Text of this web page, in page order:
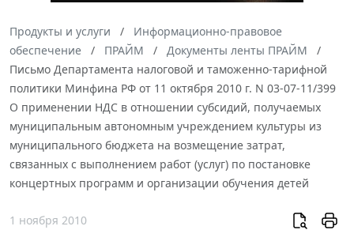
Продукты и услуги
Информационно-правовое
обеспечение
ПРАЙМ
Документы ленты ПРАЙМ
Письмо Департамента налоговой и таможенно-тарифной
политики Минфина РФ от 11 октября 2010 г. N 03-07-11/399
О применении НДС в отношении субсидий, получаемых
муниципальным автономным учреждением культуры из
муниципального бюджета на возмещение затрат,
связанных с выполнением работ (услуг) по постановке
концертных программ и организации обучения детей
1 ноября 2010